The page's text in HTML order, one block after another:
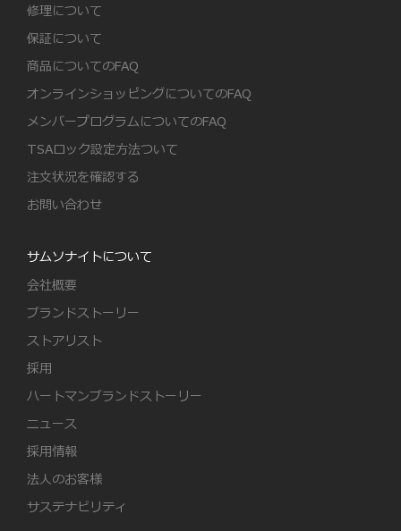
修理について
保証について
商品についてのFAQ
オンラインショッピングについてのFAQ
メンバープログラムについてのFAQ
TSAロック設定方法ついて
注文状況を確認する
お問い合わせ
サムソナイトについて
会社概要
ブランドストーリー
ストアリスト
採用
ハートマンブランドストーリー
ニュース
採用情報
法人のお客様
サステナビリティ